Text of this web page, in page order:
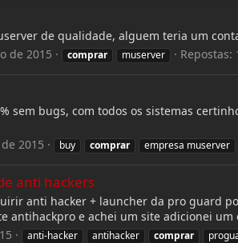
de qualidade, alguem teria um
de 2015 comprar muserver Repostas:
sem bugs, com todos os sistemas
2015 buy comprar empresa muserver
anti hackers
anti hacker + launcher da pro guard
antihackpro e achei um site adicionei
anti-hacker antihacker comprar